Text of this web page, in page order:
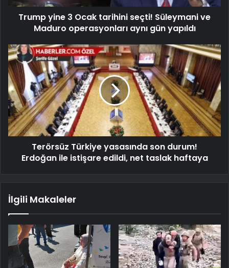
Trump yine 3 Ocak tarihini seçti! Süleymani ve
Maduro operasyonları aynı gün yapıldı
Terörsüz Türkiye yasasında son durum!
Erdoğan ile istişare edildi, net taslak haftaya
İlgili Makaleler